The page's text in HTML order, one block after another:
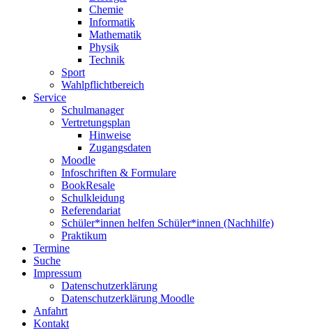
Chemie
Informatik
Mathematik
Physik
Technik
Sport
Wahlpflichtbereich
Service
Schulmanager
Vertretungsplan
Hinweise
Zugangsdaten
Moodle
Infoschriften & Formulare
BookResale
Schulkleidung
Referendariat
Schüler*innen helfen Schüler*innen (Nachhilfe)
Praktikum
Termine
Suche
Impressum
Datenschutzerklärung
Datenschutzerklärung Moodle
Anfahrt
Kontakt